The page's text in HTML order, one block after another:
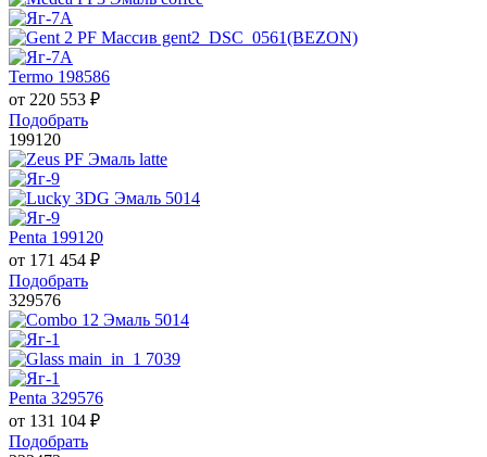
Termo 198586
от 220 553 ₽
Подобрать
199120
Penta 199120
от 171 454 ₽
Подобрать
329576
Penta 329576
от 131 104 ₽
Подобрать